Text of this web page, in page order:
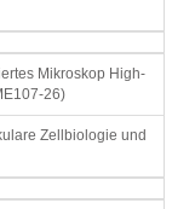
Mikroskop High-
26)
Zellbiologie und